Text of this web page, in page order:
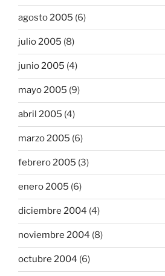
agosto 2005 (6)
julio 2005 (8)
junio 2005 (4)
mayo 2005 (9)
abril 2005 (4)
marzo 2005 (6)
febrero 2005 (3)
enero 2005 (6)
diciembre 2004 (4)
noviembre 2004 (8)
octubre 2004 (6)